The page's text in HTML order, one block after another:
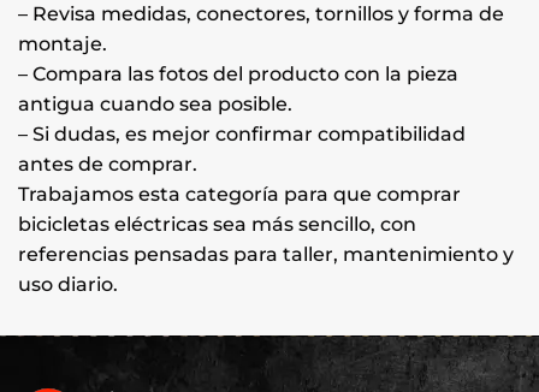
– Revisa medidas, conectores, tornillos y forma de
montaje.
– Compara las fotos del producto con la pieza
antigua cuando sea posible.
– Si dudas, es mejor confirmar compatibilidad
antes de comprar.
Trabajamos esta categoría para que comprar
bicicletas eléctricas sea más sencillo, con
referencias pensadas para taller, mantenimiento y
uso diario.